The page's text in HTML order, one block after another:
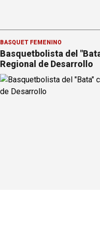
BÁSQUET FEMENINO
Basquetbolista del
Regional de Desarrollo